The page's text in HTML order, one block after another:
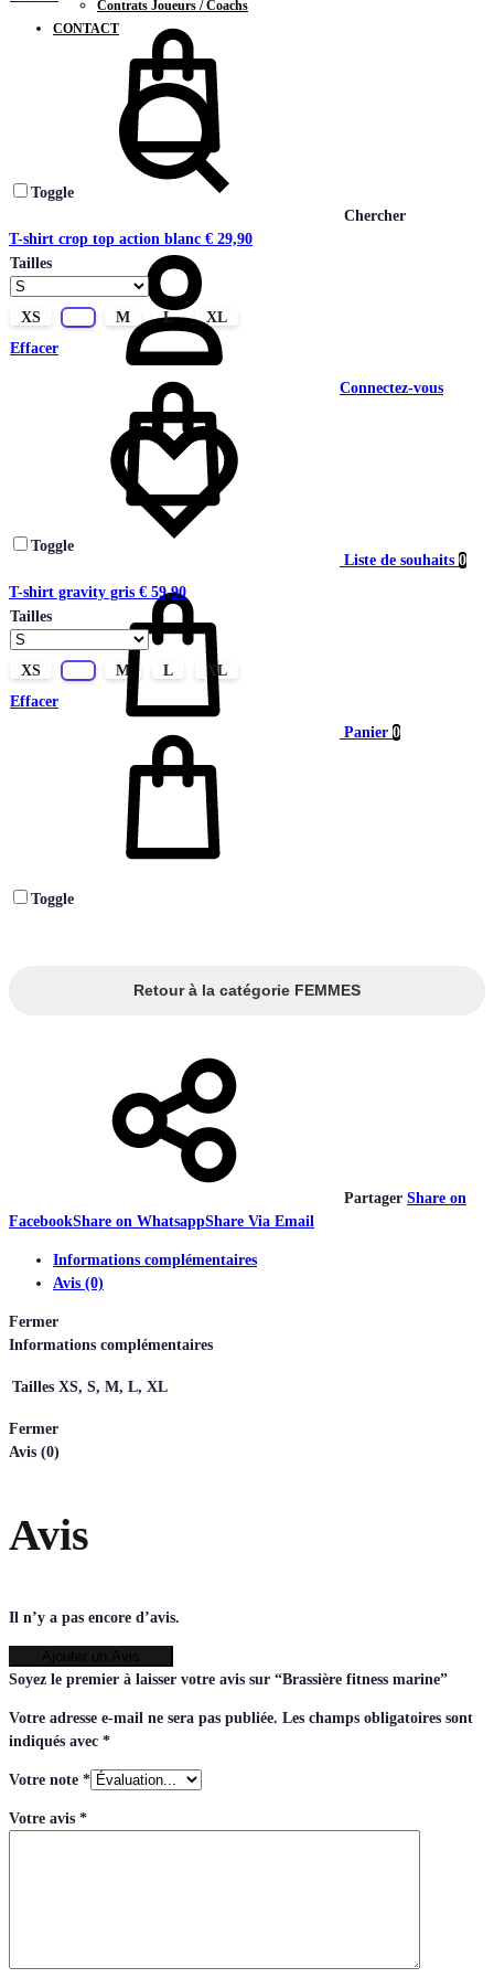
Contrats Joueurs / Coachs
CONTACT
Chercher
Connectez-vous
Liste de souhaits 0
Panier 0
Toggle
T-shirt crop top action blanc € 29,90
Tailles
XS M L
XL
Effacer
Toggle
T-shirt gravity gris € 59,90
Tailles
XS M L
XL
Effacer
Toggle
Retour à la catégorie FEMMES
Partager Share on
FacebookShare on WhatsappShare Via Email
Informations complémentaires
Avis (0)
Fermer
Informations complémentaires
Tailles XS, S, M, L, XL
Fermer
Avis (0)
Avis
Il n’y a pas encore d’avis.
Soyez le premier à laisser votre avis sur “Brassière fitness marine”
Votre adresse e-mail ne sera pas publiée. Les champs obligatoires sont
indiqués avec *
Votre note *
Votre avis *